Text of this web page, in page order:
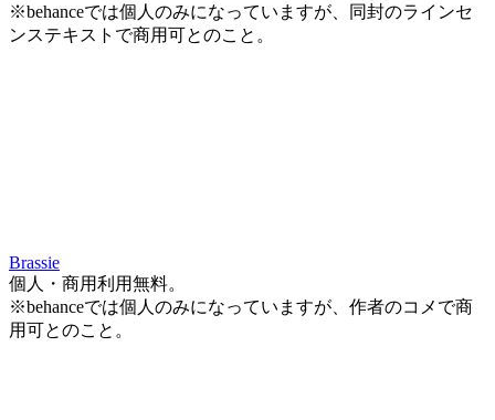
※behanceでは個人のみになっていますが、同封のラインセ
ンステキストで商用可とのこと。
Brassie
個人・商用利用無料。
※behanceでは個人のみになっていますが、作者のコメで商
用可とのこと。